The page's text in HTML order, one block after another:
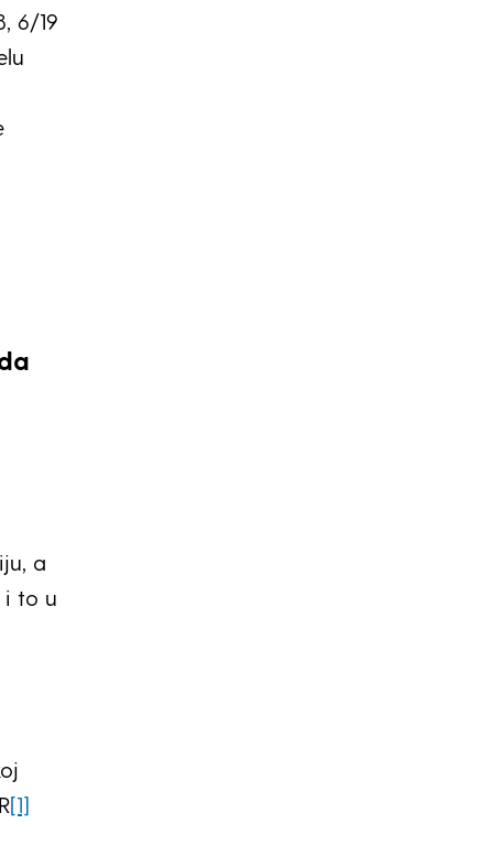
6/19
a
i to u
[1]